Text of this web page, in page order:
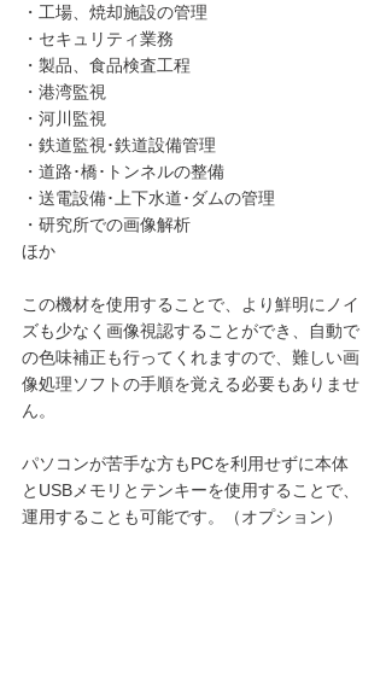
・工場、焼却施設の管理
・セキュリティ業務
・製品、食品検査工程
・港湾監視
・河川監視
・鉄道監視･鉄道設備管理
・道路･橋･トンネルの整備
・送電設備･上下水道･ダムの管理
・研究所での画像解析
ほか
この機材を使用することで、より鮮明にノイ
ズも少なく画像視認することができ、自動で
の色味補正も行ってくれますので、難しい画
像処理ソフトの手順を覚える必要もありませ
ん。
パソコンが苦手な方もPCを利用せずに本体
とUSBメモリとテンキーを使用することで、
運用することも可能です。（オプション）